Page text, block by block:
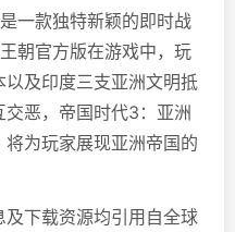
一款独特新颖的即时战
朝官方版在游戏中，玩
及印度三支亚洲文明抵
恶，帝国时代3：亚洲
为玩家展现亚洲帝国的
下载资源均引用自全球